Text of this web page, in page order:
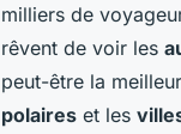
milliers de
rêvent de voir les
peut-être la
polaires et les